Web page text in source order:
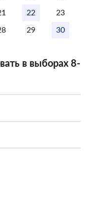
22 23
29 30
в выборах 8-